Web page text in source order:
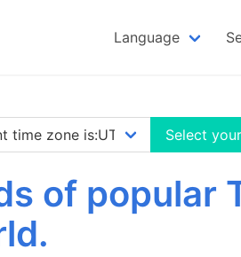
Language
Select
of popular